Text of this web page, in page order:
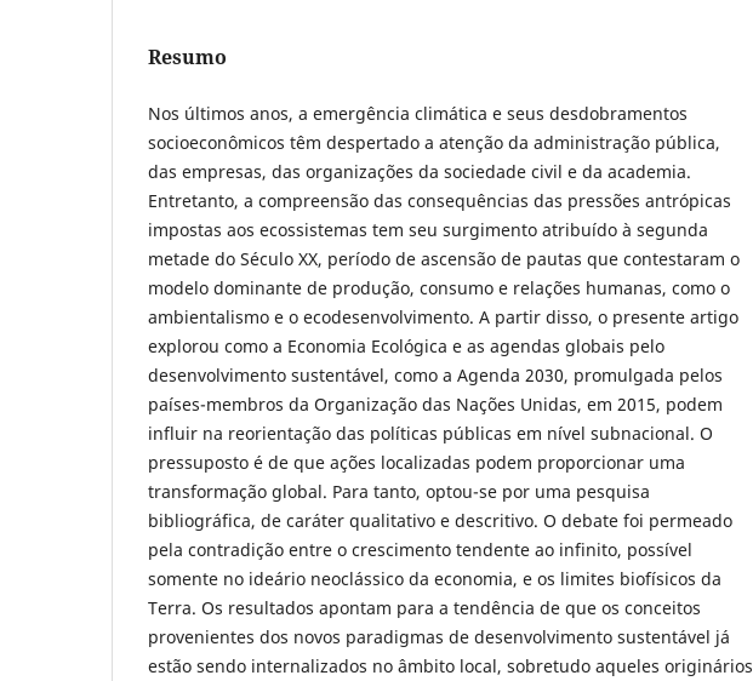
Resumo
Nos últimos anos, a emergência climática e seus desdobramentos
socioeconômicos têm despertado a atenção da administração pública,
das empresas, das organizações da sociedade civil e da academia.
Entretanto, a compreensão das consequências das pressões antrópicas
impostas aos ecossistemas tem seu surgimento atribuído à segunda
metade do Século XX, período de ascensão de pautas que contestaram o
modelo dominante de produção, consumo e relações humanas, como o
ambientalismo e o ecodesenvolvimento. A partir disso, o presente artigo
explorou como a Economia Ecológica e as agendas globais pelo
desenvolvimento sustentável, como a Agenda 2030, promulgada pelos
países-membros da Organização das Nações Unidas, em 2015, podem
influir na reorientação das políticas públicas em nível subnacional. O
pressuposto é de que ações localizadas podem proporcionar uma
transformação global. Para tanto, optou-se por uma pesquisa
bibliográfica, de caráter qualitativo e descritivo. O debate foi permeado
pela contradição entre o crescimento tendente ao infinito, possível
somente no ideário neoclássico da economia, e os limites biofísicos da
Terra. Os resultados apontam para a tendência de que os conceitos
provenientes dos novos paradigmas de desenvolvimento sustentável já
estão sendo internalizados no âmbito local, sobretudo aqueles originários